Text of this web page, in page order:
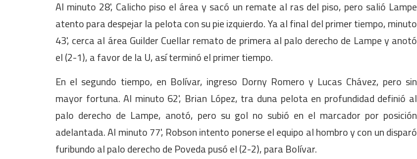
Al minuto 28', Calicho piso el área y sacó un remate al ras del piso, pero salió Lampe
atento para despejar la pelota con su pie izquierdo. Ya al final del primer tiempo, minuto
43', cerca al área Guilder Cuellar remato de primera al palo derecho de Lampe y anotó
el (2-1), a favor de la U, así terminó el primer tiempo.
En el segundo tiempo, en Bolívar, ingreso Dorny Romero y Lucas Chávez, pero sin
mayor fortuna. Al minuto 62', Brian López, tra duna pelota en profundidad definió al
palo derecho de Lampe, anotó, pero su gol no subió en el marcador por posición
adelantada. Al minuto 77', Robson intento ponerse el equipo al hombro y con un disparó
furibundo al palo derecho de Poveda pusó el (2-2), para Bolívar.